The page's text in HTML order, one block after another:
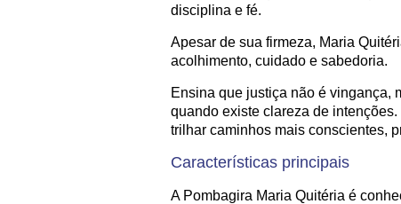
disciplina e fé.
Apesar de sua firmeza, Maria
acolhimento, cuidado e sabedoria.
Ensina que justiça não é vingança,
quando existe clareza de
trilhar caminhos mais conscientes,
Características principais
A Pombagira Maria Quitéria é